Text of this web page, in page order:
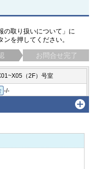
の取り扱いについて」に
を押してください。
お問合せ完了
（2F）号室
-/-